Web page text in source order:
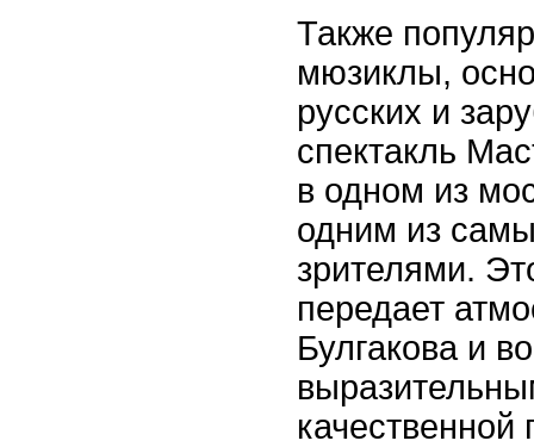
Также
мюзиклы,
русских и
спектакль
в одном из
одним из
зрителями.
передает
Булгакова и
качественной